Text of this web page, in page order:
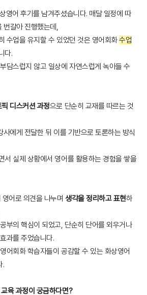
영어 후기를 남겨주셨습니다. 매달 일정에 따
번갈아 진행했는데,
수업을 유지할 수 있었던 것은 영어회화수업
다.
담스럽지 않고 일상에 자연스럽게 녹아들 수
픽 디스커션 과정으로 단순히 교재를 따르는 것
에게 전달한 뒤 이를 기반으로 토론하는 방식
서 실제 상황에서 영어를 활용하는 경험을 쌓을
어로 의견을 나누며생각을 정리하고 표현하
부의 핵심이 되었고, 단순히 단어를 외우거나
과를 주었습니다.
어회화 학습자들이 공감할 수 있는 화상영어
.
육 과정이 궁금하다면?